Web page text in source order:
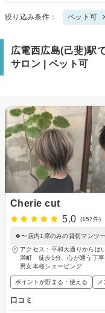
絞り込み条件： ペット可
広電西広島(己斐)駅
サロン | ペット可
Cherie cut
5.0
(157件)
🍀〜店内1席のみの貸切マンツ
アクセス：平和大通りから
満町 徒歩5分、心が通う丁寧
男女本格シェービング
ポイントが貯まる・使える
口コミ